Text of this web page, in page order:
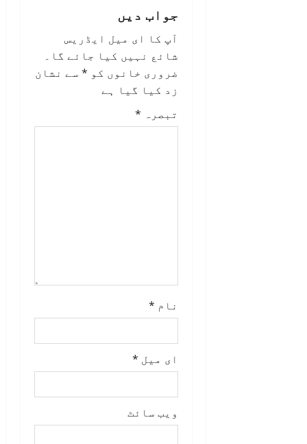
g
a
t
i
جواب دیں
آپ کا ای میل ایڈریس
شائع نہیں کیا جائے گا۔
ضروری خانوں کو * سے نشان
زد کیا گیا ہے
تبصرہ *
نام *
ای میل *
ویب‌ سائٹ